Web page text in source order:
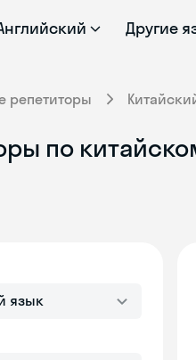
Другие
репетиторы
по
язык